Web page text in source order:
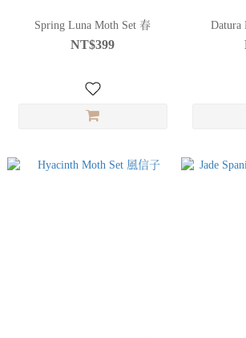
Spring Luna Moth Set 春
NT$399
Datura